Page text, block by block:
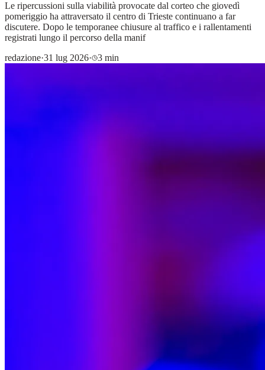
Le ripercussioni sulla viabilità provocate dal corteo che giovedì
pomeriggio ha attraversato il centro di Trieste continuano a far
discutere. Dopo le temporanee chiusure al traffico e i rallentamenti
registrati lungo il percorso della manif
redazione·31 lug 2026· 3 min